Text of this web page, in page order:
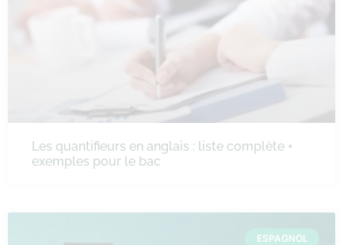
Les quantifieurs en anglais : liste complète +
exemples pour le bac
ESPAGNOL